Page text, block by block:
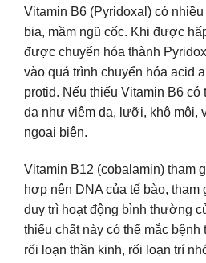
Vitamin B6 (Pyridoxal) có nhiều
bia, mầm ngũ cốc. Khi được
được chuyển hóa thành
vào quá trình chuyển hóa acid
protid. Nếu thiếu Vitamin B6 có
da như viêm da, lưỡi, khô môi,
ngoại biên.
Vitamin B12 (cobalamin) tham
hợp nên DNA của tế bào, tham
duy trì hoạt động bình thường
thiếu chất này có thể mắc bệnh
rối loạn thần kinh, rối loạn trí